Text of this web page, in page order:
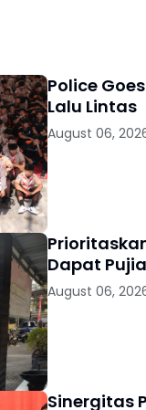
Police
Lalu Lintas
August 06,
Dapat
August 06,
Sinergitas